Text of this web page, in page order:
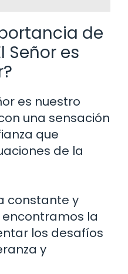
de
Señor es
es nuestro
una sensación
que
de la
constante y
la
los desafíos
y